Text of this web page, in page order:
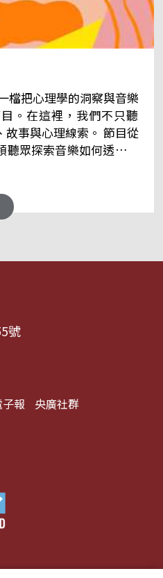
檔把心理學的洞察與音樂
。在這裡，我們不只聽
心理線索。 節目從
眾探索音樂如何透過節
響心情——為何某些旋律
想流淚、或想靜下來？
的音樂賞析，我們將一
資訊 郵寄地址｜臺灣
路55號 中央廣播電臺 華
號
報 央廣社群